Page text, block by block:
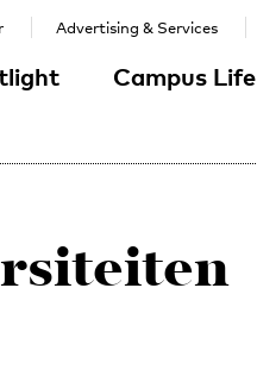
Campus Life
Advertising & Services